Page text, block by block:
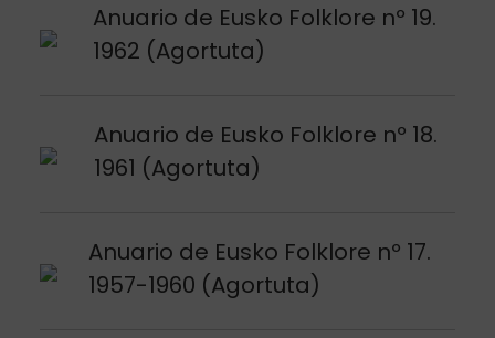
Anuario de Eusko Folklore nº 19.
1962 (Agortuta)
Argitalpena ikusi
Anuario de Eusko Folklore nº 18.
1961 (Agortuta)
Argitalpena ikusi
Anuario de Eusko Folklore nº 17.
1957-1960 (Agortuta)
Argitalpena ikusi